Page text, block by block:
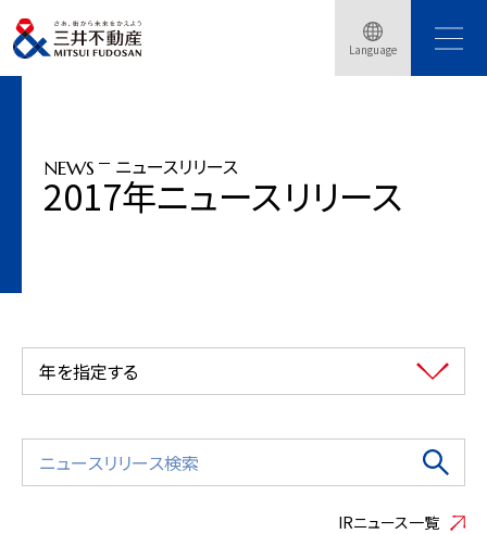
Language
トップページ ニュースリリース
ワシントンDC圏域での賃貸住宅事業決定 約330戸 2020年竣工予定
NEWS ニュースリリース
2017年ニュースリリース
年を指定する
IRニュース一覧